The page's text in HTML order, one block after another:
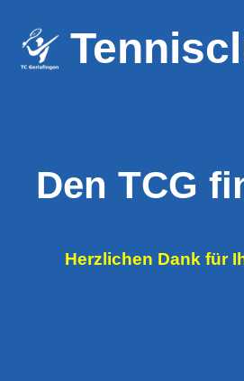
Den TCG
Herzlichen Dank für